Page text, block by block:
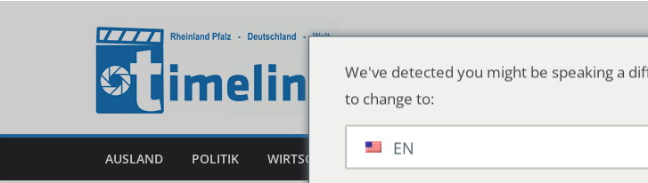
AUSLAND POLITIK WIRTSCHAFT DEUTSCHLAND & WELT
We've detected you might be speaking a
to change to:
EN